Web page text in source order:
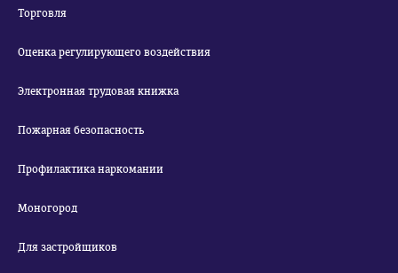
Торговля
Оценка регулирующего воздействия
Электронная трудовая книжка
Пожарная безопасность
Профилактика наркомании
Моногород
Для застройщиков